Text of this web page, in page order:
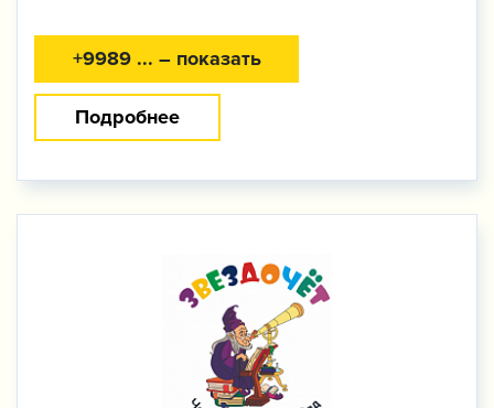
+9989 ... – показать
Подробнее